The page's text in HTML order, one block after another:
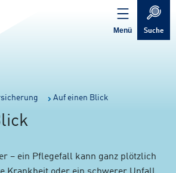
Menü Suche
Auf einen Blick
– ein Pflegefall kann ganz plötzlich